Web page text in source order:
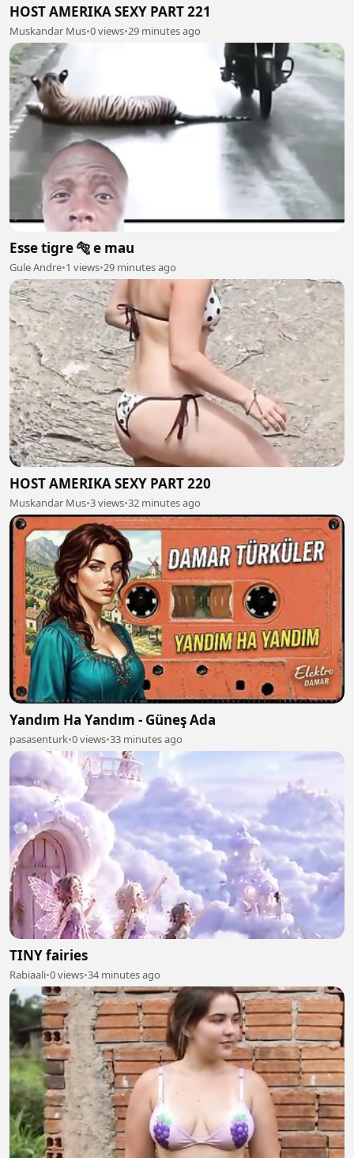
HOST AMERIKA SEXY PART 221
Muskandar Mus•0 views•29 minutes ago
Esse tigre 🐅 e mau
Gule Andre•1 views•29 minutes ago
HOST AMERIKA SEXY PART 220
Muskandar Mus•3 views•32 minutes ago
Yandım Ha Yandım - Güneş Ada
pasasenturk•0 views•33 minutes ago
TINY fairies
Rabiaali•0 views•34 minutes ago